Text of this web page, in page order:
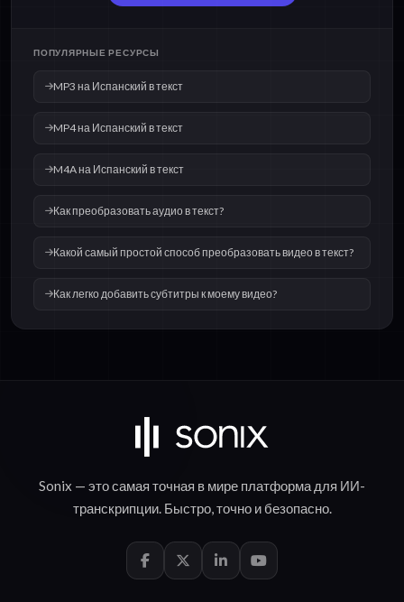
ПОПУЛЯРНЫЕ РЕСУРСЫ
MP3 на Испанский в текст
MP4 на Испанский в текст
M4A на Испанский в текст
Как преобразовать аудио в текст?
Какой самый простой способ преобразовать видео в текст?
Как легко добавить субтитры к моему видео?
Sonix — это самая точная в мире платформа для ИИ-
транскрипции. Быстро,точнои безопасно.